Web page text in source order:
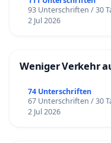
93 Unterschriften / 30
2 Jul 2026
Weniger Verkehr
74 Unterschriften
67 Unterschriften / 30
2 Jul 2026